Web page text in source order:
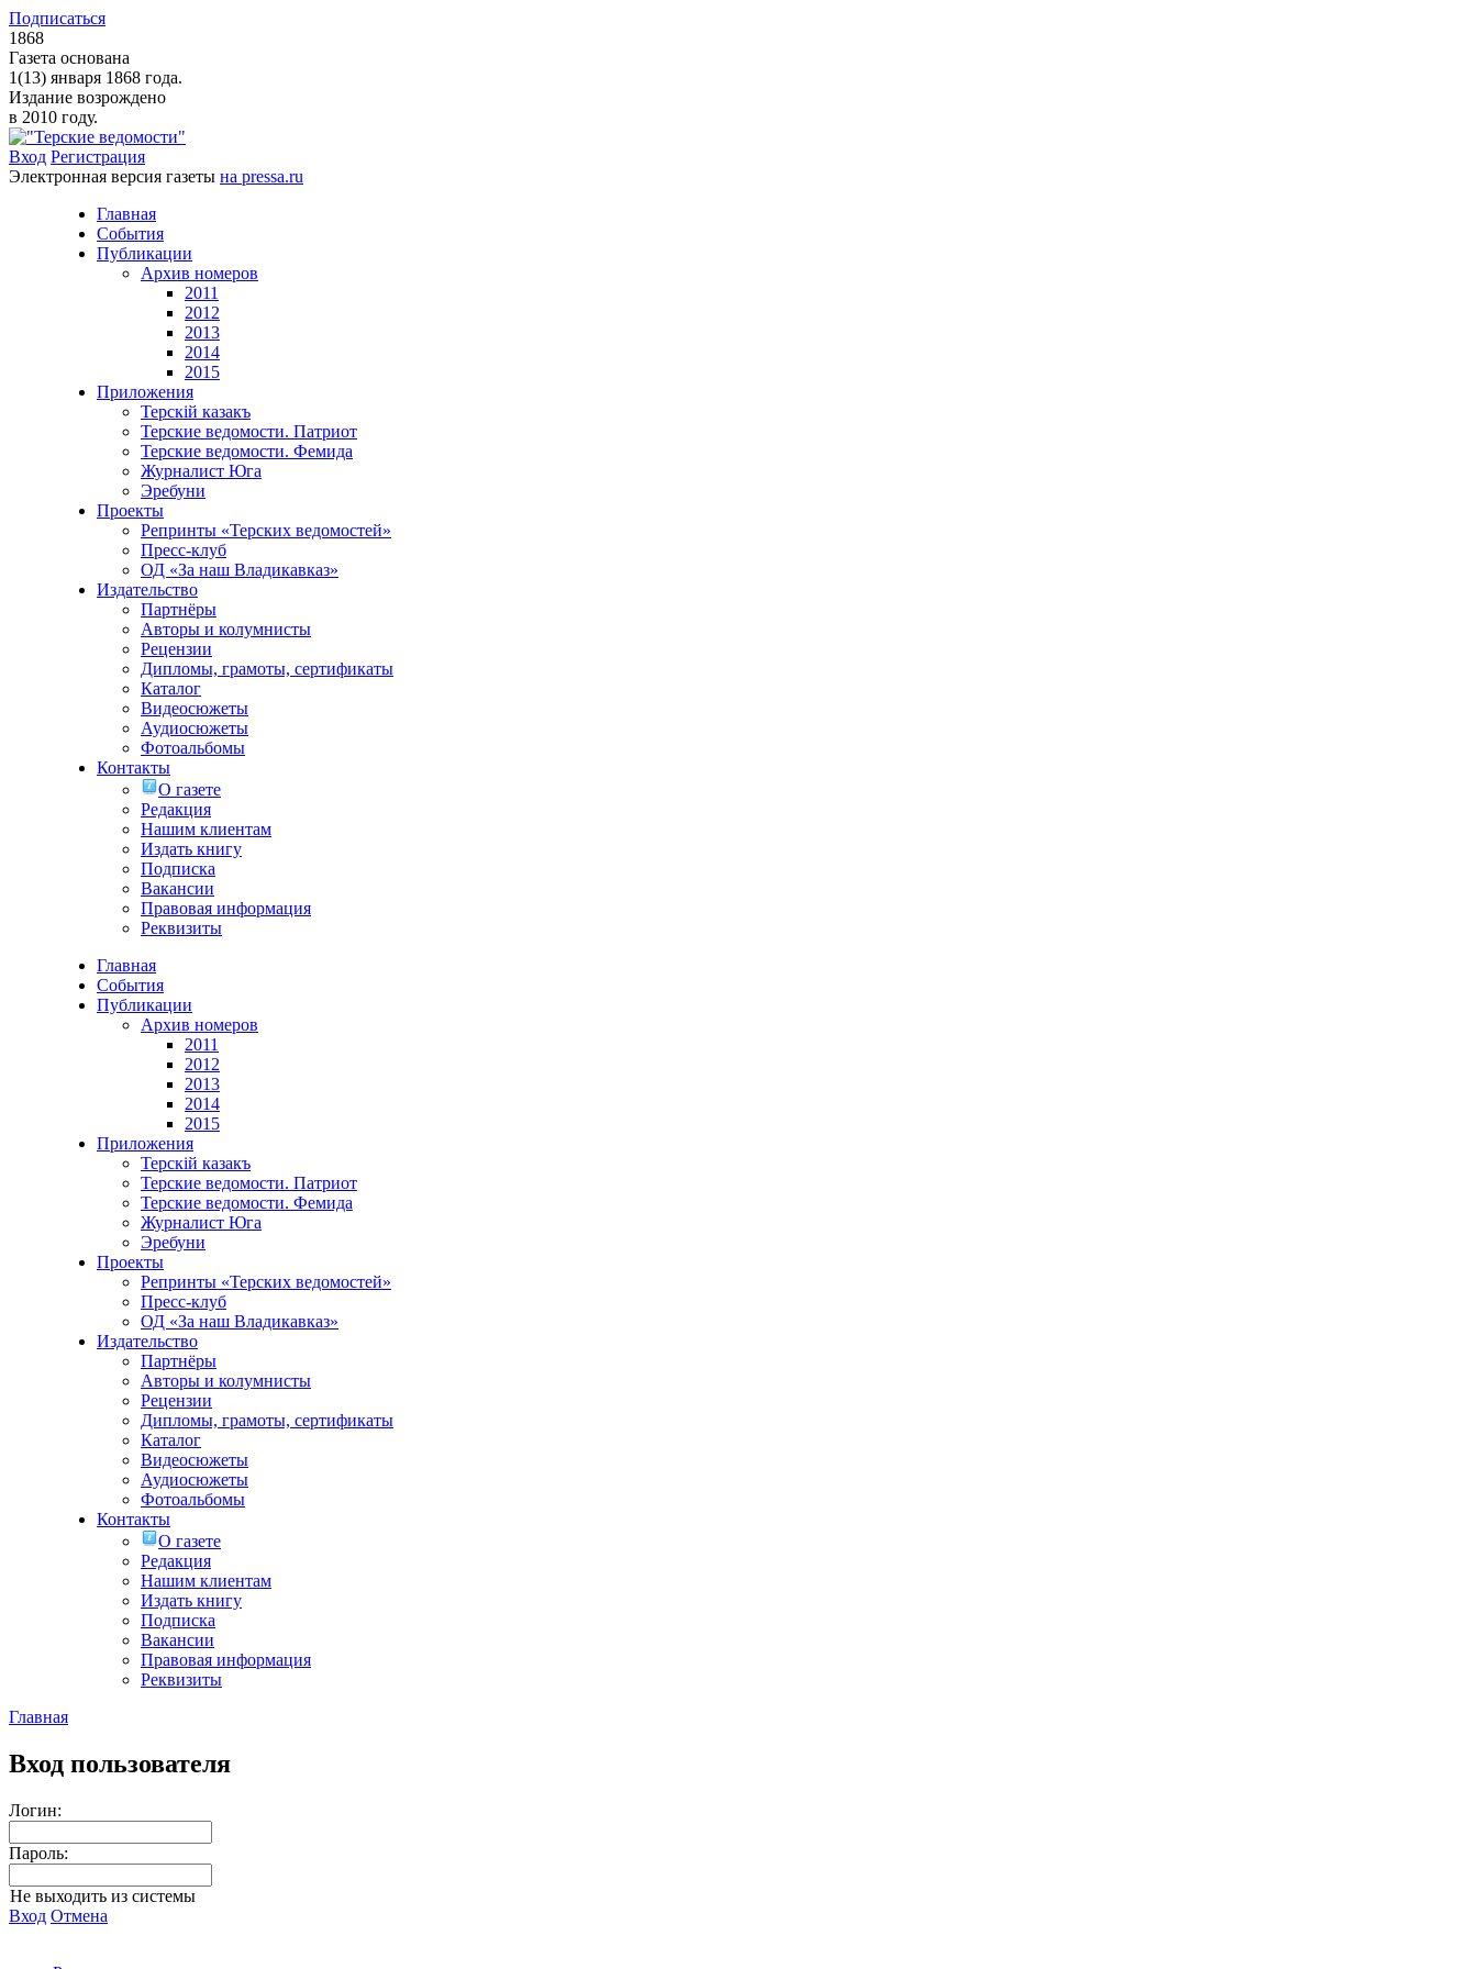
Подписаться
1868
Газета основана
1(13) января 1868 года.
Издание возрождено
в 2010 году.
Вход Регистрация
Электронная версия газеты на pressa.ru
Главная
События
Публикации
Архив номеров
2011
2012
2013
2014
2015
Приложения
Терскiй казакъ
Терские ведомости. Патриот
Терские ведомости. Фемида
Журналист Юга
Эребуни
Проекты
Репринты «Терских ведомостей»
Пресс-клуб
ОД «За наш Владикавказ»
Издательство
Партнёры
Авторы и колумнисты
Рецензии
Дипломы, грамоты, сертификаты
Каталог
Видеосюжеты
Аудиосюжеты
Фотоальбомы
Контакты
О газете
Редакция
Нашим клиентам
Издать книгу
Подписка
Вакансии
Правовая информация
Реквизиты
Главная
События
Публикации
Архив номеров
2011
2012
2013
2014
2015
Приложения
Терскiй казакъ
Терские ведомости. Патриот
Терские ведомости. Фемида
Журналист Юга
Эребуни
Проекты
Репринты «Терских ведомостей»
Пресс-клуб
ОД «За наш Владикавказ»
Издательство
Партнёры
Авторы и колумнисты
Рецензии
Дипломы, грамоты, сертификаты
Каталог
Видеосюжеты
Аудиосюжеты
Фотоальбомы
Контакты
О газете
Редакция
Нашим клиентам
Издать книгу
Подписка
Вакансии
Правовая информация
Реквизиты
Главная
Вход пользователя
Логин:
Пароль:
Не выходить из системы
Вход Отмена